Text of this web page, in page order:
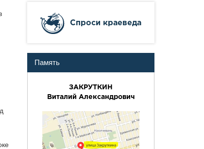
Cпроси краеведа
Память
ЗАКРУТКИН
Виталий Александрович